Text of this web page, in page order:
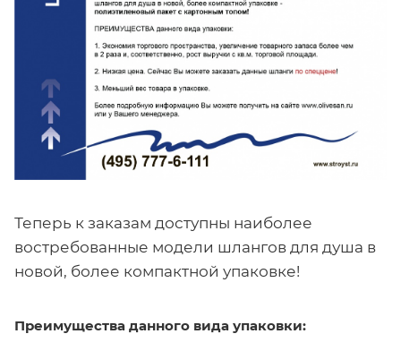
Теперь к заказам доступны наиболее
востребованные модели шлангов для душа в
новой, более компактной упаковке!
Преимущества данного вида упаковки: